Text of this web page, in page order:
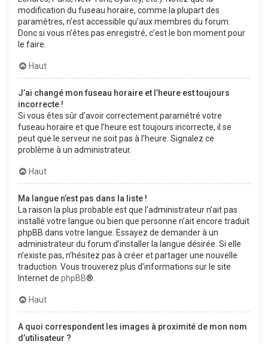
modification du fuseau horaire, comme la plupart des
paramètres, n’est accessible qu’aux membres du forum.
Donc si vous n’êtes pas enregistré, c’est le bon moment pour
le faire.
Haut
J’ai changé mon fuseau horaire et l’heure est toujours
incorrecte !
Si vous êtes sûr d’avoir correctement paramétré votre
fuseau horaire et que l’heure est toujours incorrecte, il se
peut que le serveur ne soit pas à l’heure. Signalez ce
problème à un administrateur.
Haut
Ma langue n’est pas dans la liste !
La raison la plus probable est que l’administrateur n’ait pas
installé votre langue ou bien que personne n’ait encore traduit
phpBB dans votre langue. Essayez de demander à un
administrateur du forum d’installer la langue désirée. Si elle
n’existe pas, n’hésitez pas à créer et partager une nouvelle
traduction. Vous trouverez plus d’informations sur le site
Internet de phpBB®.
Haut
A quoi correspondent les images à proximité de mon nom
d’utilisateur ?